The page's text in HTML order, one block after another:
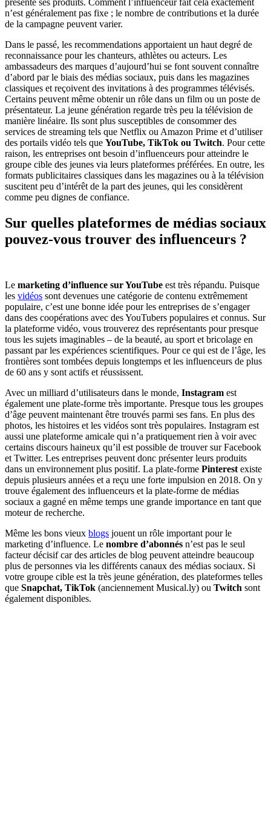
n’est généralement pas fixe ; le nombre de contributions et la durée
de la campagne peuvent varier.
Dans le passé, les recommendations apportaient un haut degré de
reconnaissance pour les chanteurs, athlètes ou acteurs. Les
ambassadeurs des marques d’aujourd’hui se font souvent connaître
d’abord par le biais des médias sociaux, puis dans les magazines
classiques et reçoivent des invitations à des programmes télévisés.
Certains peuvent même obtenir un rôle dans un film ou un poste de
présentateur. La jeune génération regarde très peu la télévision de
manière linéaire. Ils sont plus susceptibles de consommer des
services de streaming tels que Netflix ou Amazon Prime et d’utiliser
des portails vidéo tels que YouTube, TikTok ou Twitch. Pour cette
raison, les entreprises ont besoin d’influenceurs pour atteindre le
groupe cible des jeunes via leurs plateformes préférées. En outre, les
formats publicitaires classiques dans les magazines ou à la télévision
suscitent peu d’intérêt de la part des jeunes, qui les considèrent
comme peu dignes de confiance.
Sur quelles plateformes de médias sociaux
pouvez-vous trouver des influenceurs ?
Le marketing d’influence sur YouTube est très répandu. Puisque
les vidéos sont devenues une catégorie de contenu extrêmement
populaire, c’est une bonne idée pour les entreprises de s’engager
dans des coopérations avec des YouTubers populaires et connus. Sur
la plateforme vidéo, vous trouverez des représentants pour presque
tous les sujets imaginables – de la beauté, au sport et bricolage en
passant par les expériences scientifiques. Pour ce qui est de l’âge, les
frontières sont tombées depuis longtemps et les influenceurs de plus
de 60 ans y sont actifs et réussissent.
Avec un milliard d’utilisateurs dans le monde, Instagram est
également une plate-forme très importante. Presque tous les groupes
d’âge peuvent maintenant être trouvés parmi ses fans. En plus des
photos, les histoires et les vidéos sont très populaires. Instagram est
aussi une plateforme amicale qui n’a pratiquement rien à voir avec
certains discours haineux qu’il est possible de trouver sur Facebook
et Twitter. Les entreprises peuvent donc présenter leurs produits
dans un environnement plus positif. La plate-forme Pinterestexiste
depuis plusieurs années et a reçu une forte impulsion en 2018. On y
trouve également des influenceurs et la plate-forme de médias
sociaux a gagné en même temps une grande importance en tant que
moteur de recherche.
Même les bons vieux blogs jouent un rôle important pour le
marketing d’influence. Le nombre d’abonnés n’est pas le seul
facteur décisif car des articles de blog peuvent atteindre beaucoup
plus de personnes via les différents canaux des médias sociaux. Si
votre groupe cible est la très jeune génération, des plateformes telles
que Snapchat, TikTok (anciennement Musical.ly) ou Twitch sont
également disponibles.